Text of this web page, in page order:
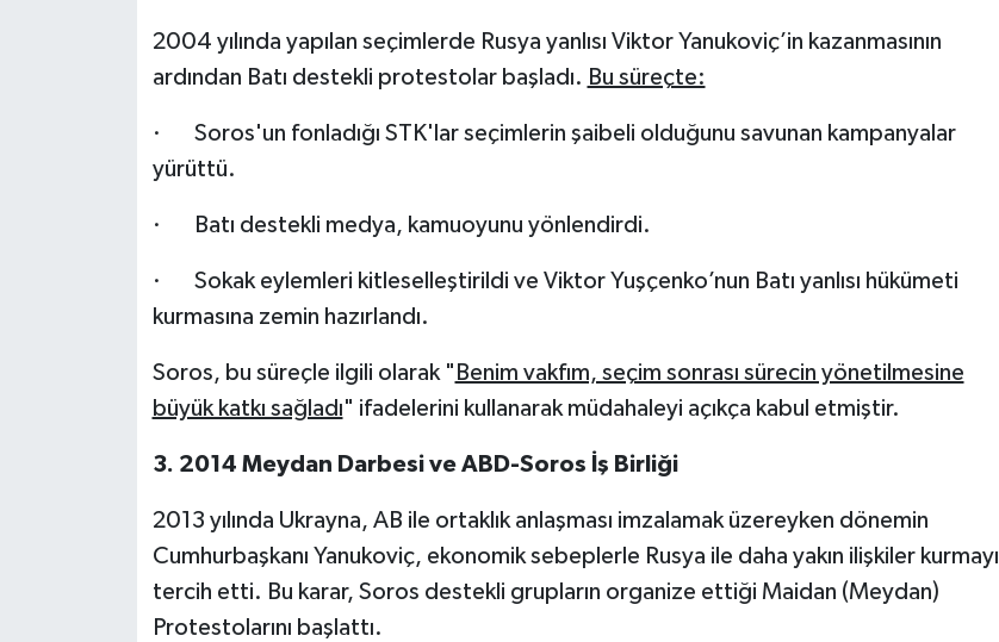
2004 yılında yapılan seçimlerde Rusya yanlısı Viktor Yanukoviç’in kazanmasının
ardından Batı destekli protestolar başladı. Bu süreçte:
· Soros'un fonladığı STK'lar seçimlerin şaibeli olduğunu savunan kampanyalar
yürüttü.
· Batı destekli medya, kamuoyunu yönlendirdi.
· Sokak eylemleri kitleselleştirildi ve Viktor Yuşçenko’nun Batı yanlısı hükümeti
kurmasına zemin hazırlandı.
Soros, bu süreçle ilgili olarak " Benim vakfım, seçim sonrası sürecin yönetilmesine
büyük katkı sağladı" ifadelerini kullanarak müdahaleyi açıkça kabul etmiştir.
3. 2014 Meydan Darbesi ve ABD-Soros İş Birliği
2013 yılında Ukrayna, AB ile ortaklık anlaşması imzalamak üzereyken dönemin
Cumhurbaşkanı Yanukoviç, ekonomik sebeplerle Rusya ile daha yakın ilişkiler kurmayı
tercih etti. Bu karar, Soros destekli grupların organize ettiği Maidan (Meydan)
Protestolarını başlattı.